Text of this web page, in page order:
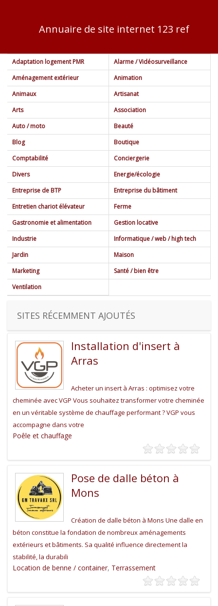
Annuaire de site internet 123 ref
Adaptation logement PMR
Alarme / Vidéosurveillance
Aménagement extérieur
Animation
Centre de loisirs
Château gonflable(1)
Mariage
Animaux
Accessoires
Animalerie(2)
Centre équestre
Artisanat
Affutage(1)
Agriculture(4)
Bardage
Arts
Fleuriste(5)
Galerie d'Art(1)
Gravure
Photographe
Association
Auto / moto
Auto école / moto école
Dépannage(1)
Entreprise de transport
Garage
Beauté
Bijoux(4)
Coiffeur(8)
Couturier
Esthéticienne(6)
Blog
Boutique
Comptabilité
Conciergerie
Divers
Accessoires historiques
Avocat(1)
Citerne(1)
Energie/écologie
Entreprise de BTP
Construction(15)
Energies Solaires(4)
Façade
Entreprise du bâtiment
Entretien chariot élévateur
Ferme
Gastronomie et alimentation
Bar(1)
Bonbons(0)
Boulangerie / Patisserie
Gestion locative
Industrie
Informatique / web / high tech
Actualités
Agence web et
Jardin
Elagage / abattage
Entretien(7)
Maison
Courtier(1)
Cuisine(5)
Marketing
Santé / bien être
Matériel médical(1)
Médical
Podologue
Ventilation
SITES RÉCEMMENT AJOUTÉS
Installation d'insert à
Arras
Acheter un insert à Arras : optimisez votre
cheminée avec VGP Vous souhaitez transformer votre cheminée
en un véritable système de chauffage performant ? VGP vous
accompagne dans votre
Poêle et chauffage
Pose de dalle béton à
Mons
Création de dalle béton à Mons Une dalle en
béton constitue la fondation de nombreux aménagements
extérieurs et bâtiments. Sa qualité influence directement la
stabilité, la durabili
Location de benne / container, Terrassement